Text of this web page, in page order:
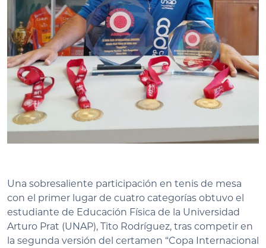
Una sobresaliente participación en tenis de mesa
con el primer lugar de cuatro categorías obtuvo el
estudiante de Educación Física de la Universidad
Arturo Prat (UNAP), Tito Rodríguez, tras competir en
la segunda versión del certamen “Copa Internacional